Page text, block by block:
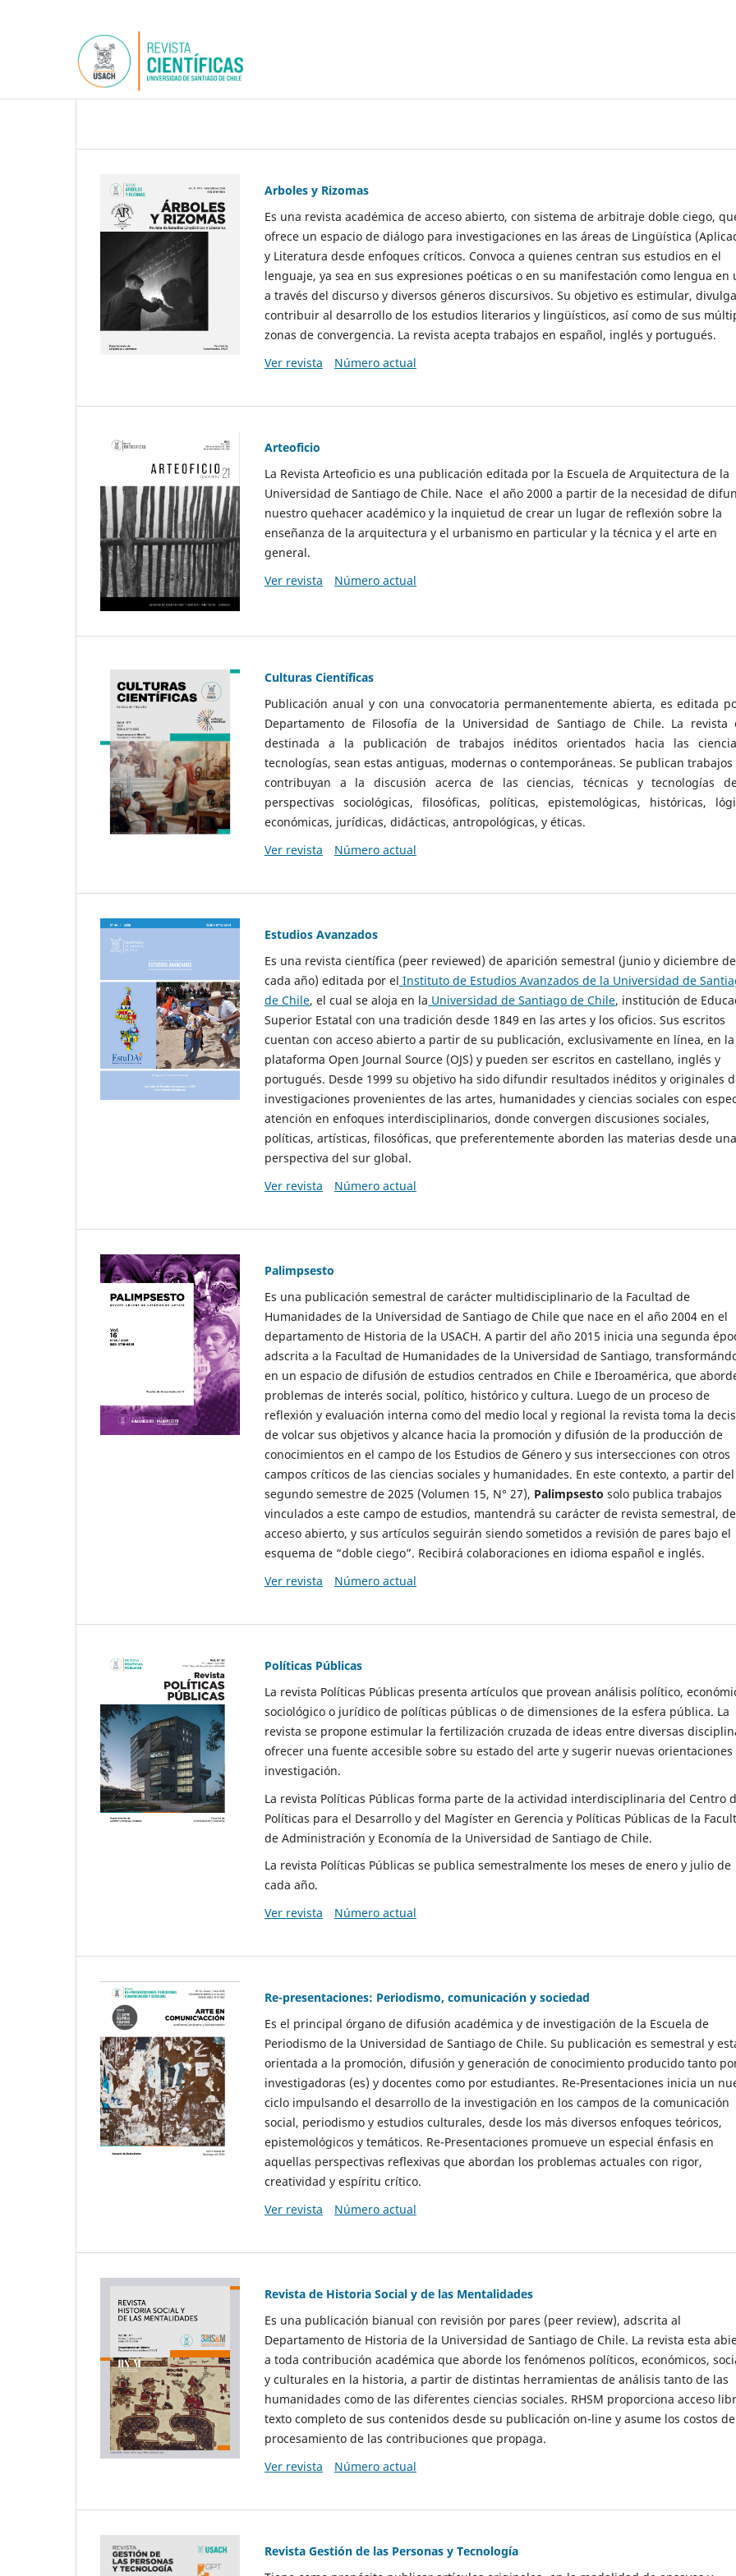
Arboles y Rizomas
Es una revista académica de acceso abierto, con sistema de arbitraje doble ciego,
ofrece un espacio de diálogo para investigaciones en las áreas de Lingüística
y Literatura desde enfoques críticos. Convoca a quienes centran sus estudios en el
lenguaje, ya sea en sus expresiones poéticas o en su manifestación como lengua en
a través del discurso y diversos géneros discursivos. Su objetivo es estimular,
contribuir al desarrollo de los estudios literarios y lingüísticos, así como de sus
zonas de convergencia. La revista acepta trabajos en español, inglés y portugués.
Ver revista
Número actual
Arteoficio
La Revista Arteoficio es una publicación editada por la Escuela de Arquitectura de la
Universidad de Santiago de Chile. Nace el año 2000 a partir de la necesidad de
nuestro quehacer académico y la inquietud de crear un lugar de reflexión sobre la
enseñanza de la arquitectura y el urbanismo en particular y la técnica y el arte en
general.
Ver revista
Número actual
Culturas Científicas
Publicación anual y con una convocatoria permanentemente abierta, es editada
Departamento de Filosofía de la Universidad de Santiago de Chile. La revista
destinada a la publicación de trabajos inéditos orientados hacia las
tecnologías, sean estas antiguas, modernas o contemporáneas. Se publican
contribuyan a la discusión acerca de las ciencias, técnicas y tecnologías
perspectivas sociológicas, filosóficas, políticas, epistemológicas, históricas,
económicas, jurídicas, didácticas, antropológicas, y éticas.
Ver revista
Número actual
Estudios Avanzados
Es una revista científica (peer reviewed) de aparición semestral (junio y diciembre de
cada año) editada por el Instituto de Estudios Avanzados de la Universidad de
de Chile, el cual se aloja en la Universidad de Santiago de Chile, institución de
Superior Estatal con una tradición desde 1849 en las artes y los oficios. Sus escritos
cuentan con acceso abierto a partir de su publicación, exclusivamente en línea, en la
plataforma Open Journal Source (OJS) y pueden ser escritos en castellano, inglés y
portugués. Desde 1999 su objetivo ha sido difundir resultados inéditos y originales
investigaciones provenientes de las artes, humanidades y ciencias sociales con
atención en enfoques interdisciplinarios, donde convergen discusiones sociales,
políticas, artísticas, filosóficas, que preferentemente aborden las materias desde una
perspectiva del sur global.
Ver revista
Número actual
Palimpsesto
Es una publicación semestral de carácter multidisciplinario de la Facultad de
Humanidades de la Universidad de Santiago de Chile que nace en el año 2004 en el
departamento de Historia de la USACH. A partir del año 2015 inicia una segunda
adscrita a la Facultad de Humanidades de la Universidad de Santiago,
en un espacio de difusión de estudios centrados en Chile e Iberoamérica, que
problemas de interés social, político, histórico y cultura. Luego de un proceso de
reflexión y evaluación interna como del medio local y regional la revista toma la
de volcar sus objetivos y alcance hacia la promoción y difusión de la producción de
conocimientos en el campo de los Estudios de Género y sus intersecciones con otros
campos críticos de las ciencias sociales y humanidades. En este contexto, a partir del
segundo semestre de 2025 (Volumen 15, N° 27), Palimpsesto solo publica trabajos
vinculados a este campo de estudios, mantendrá su carácter de revista semestral, de
acceso abierto, y sus artículos seguirán siendo sometidos a revisión de pares bajo el
esquema de “doble ciego”. Recibirá colaboraciones en idioma español e inglés.
Ver revista
Número actual
Políticas Públicas
La revista Políticas Públicas presenta artículos que provean análisis político,
sociológico o jurídico de políticas públicas o de dimensiones de la esfera pública. La
revista se propone estimular la fertilización cruzada de ideas entre diversas
ofrecer una fuente accesible sobre su estado del arte y sugerir nuevas orientaciones
investigación.
La revista Políticas Públicas forma parte de la actividad interdisciplinaria del Centro
Políticas para el Desarrollo y del Magíster en Gerencia y Políticas Públicas de la
de Administración y Economía de la Universidad de Santiago de Chile.
La revista Políticas Públicas se publica semestralmente los meses de enero y julio de
cada año.
Ver revista
Número actual
Re-presentaciones: Periodismo, comunicación y sociedad
Es el principal órgano de difusión académica y de investigación de la Escuela de
Periodismo de la Universidad de Santiago de Chile. Su publicación es semestral y
orientada a la promoción, difusión y generación de conocimiento producido tanto
investigadoras (es) y docentes como por estudiantes. Re-Presentaciones inicia un
ciclo impulsando el desarrollo de la investigación en los campos de la comunicación
social, periodismo y estudios culturales, desde los más diversos enfoques teóricos,
epistemológicos y temáticos. Re-Presentaciones promueve un especial énfasis en
aquellas perspectivas reflexivas que abordan los problemas actuales con rigor,
creatividad y espíritu crítico.
Ver revista
Número actual
Revista de Historia Social y de las Mentalidades
Es una publicación bianual con revisión por pares (peer review), adscrita al
Departamento de Historia de la Universidad de Santiago de Chile. La revista esta
a toda contribución académica que aborde los fenómenos políticos, económicos,
y culturales en la historia, a partir de distintas herramientas de análisis tanto de las
humanidades como de las diferentes ciencias sociales. RHSM proporciona acceso
texto completo de sus contenidos desde su publicación on-line y asume los costos de
procesamiento de las contribuciones que propaga.
Ver revista
Número actual
Revista Gestión de las Personas y Tecnología